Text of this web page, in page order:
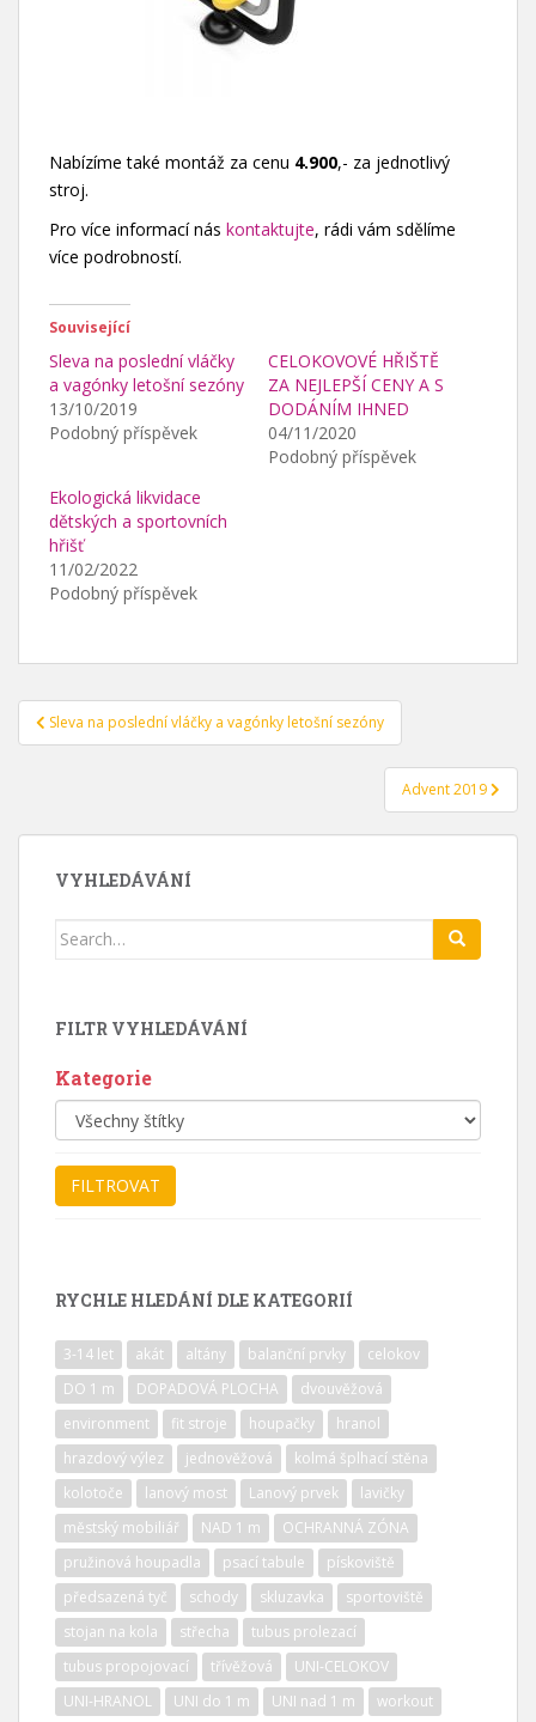
Nabízíme také montáž za cenu 4.900,- za jednotlivý
stroj.
Pro více informací nás kontaktujte, rádi vám sdělíme
více podrobností.
Související
Sleva na poslední vláčky
a vagónky letošní sezóny
13/10/2019
Podobný příspěvek
CELOKOVOVÉ HŘIŠTĚ
ZA NEJLEPŠÍ CENY A S
DODÁNÍM IHNED
04/11/2020
Podobný příspěvek
Ekologická likvidace
dětských a sportovních
hřišť
11/02/2022
Podobný příspěvek
Navigace
pro
Sleva na poslední vláčky a vagónky letošní sezóny
Advent 2019
VYHLEDÁVÁNÍ
Search
FILTR VYHLEDÁVÁNÍ
Kategorie
RYCHLE HLEDÁNÍ DLE KATEGORIÍ
3-14 let akát altány balanční prvky
celokov
DO 1 m
DOPADOVÁ PLOCHA
dvouvěžová
environment
fit stroje houpačky
hranol
hrazdový výlez
jednověžová
kolmá šplhací stěna
kolotoče
lanový most Lanový prvek
lavičky
městský mobiliář
NAD 1 m
OCHRANNÁ ZÓNA
pružinová houpadla
psací tabule
pískoviště
předsazená tyč
schody skluzavka
sportoviště
stojan na kola
střecha
tubus prolezací
tubus propojovací
třívěžová
UNI-CELOKOV
UNI-HRANOL
UNI do 1 m UNI nad 1 m workout